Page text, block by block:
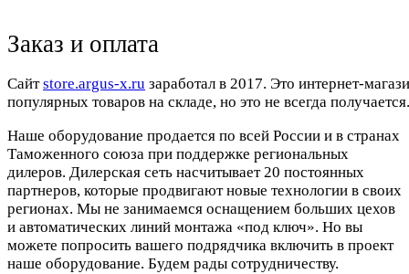
Заказ и оплата
Cайтstore.argus-x.ru заработал в 2017. Это интернет-
популярных товаров на складе, но это не всегда
Наше оборудование продается по всей России и в странах
Таможенного союза при поддержке региональных
дилеров. Дилерская сеть насчитывает 20 постоянных
партнеров, которые продвигают новые технологии в своих
регионах. Мы не занимаемся оснащением больших цехов
и автоматических линий монтажа «под ключ». Но вы
можете попросить вашего подрядчика включить в проект
наше оборудование. Будем рады сотрудничеству.